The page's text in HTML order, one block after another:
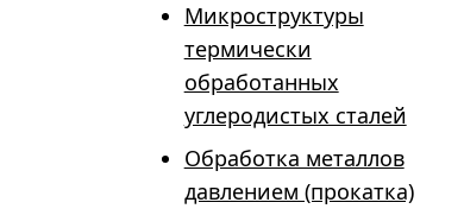
Микроструктуры
термически
обработанных
углеродистых сталей
Обработка металлов
давлением (прокатка)